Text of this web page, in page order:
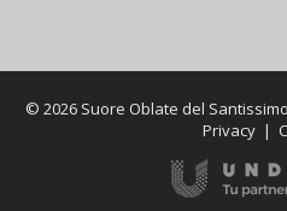
© 2026 Suore Oblate del
Privacy|